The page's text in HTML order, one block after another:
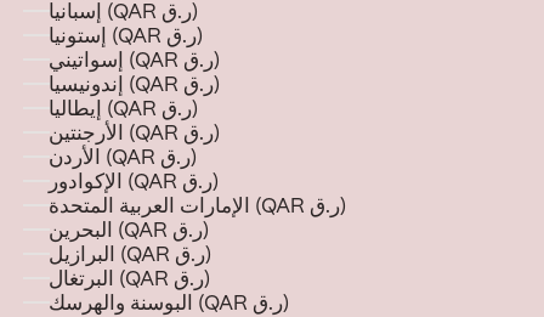
إسبانيا (QAR ر.ق)
إستونيا (QAR ر.ق)
إسواتيني (QAR ر.ق)
إندونيسيا (QAR ر.ق)
إيطاليا (QAR ر.ق)
الأرجنتين (QAR ر.ق)
الأردن (QAR ر.ق)
الإكوادور (QAR ر.ق)
الإمارات العربية المتحدة (QAR ر.ق)
البحرين (QAR ر.ق)
البرازيل (QAR ر.ق)
البرتغال (QAR ر.ق)
البوسنة والهرسك (QAR ر.ق)